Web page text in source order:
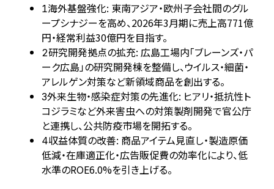
1海外基盤強化: 東南アジア・欧州子会社間のグル
ープシナジーを高め、2026年3月期に売上高771億
円・経常利益30億円を目指す。
2研究開発拠点の拡充: 広島工場内「ブレーンズ・パ
ーク広島」の研究開発棟を整備し、ウイルス・細菌・
アレルゲン対策など新領域商品を創出する。
3外来生物・感染症対策の先進化: ヒアリ・抵抗性ト
コジラミなど外来害虫への対策製剤開発で官公庁
と連携し、公共防疫市場を開拓する。
4収益体質の改善: 商品アイテム見直し・製造原価
低減・在庫適正化・広告販促費の効率化により、低
水準のROE6.0%を引き上げる。